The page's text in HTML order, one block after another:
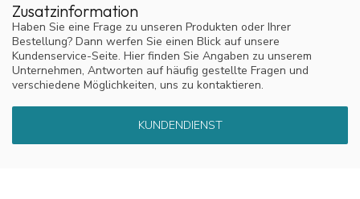
Zusatzinformation
Haben Sie eine Frage zu unseren Produkten oder Ihrer
Bestellung? Dann werfen Sie einen Blick auf unsere
Kundenservice-Seite. Hier finden Sie Angaben zu unserem
Unternehmen, Antworten auf häufig gestellte Fragen und
verschiedene Möglichkeiten, uns zu kontaktieren.
KUNDENDIENST